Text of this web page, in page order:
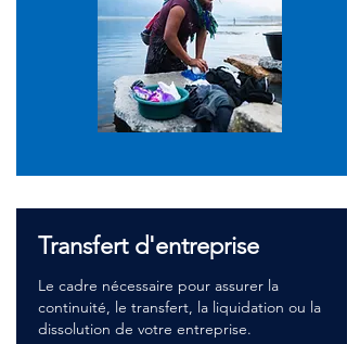
Transfert d'entreprise
Le cadre nécessaire pour assurer la
continuité, le transfert, la liquidation ou la
dissolution de votre entreprise.